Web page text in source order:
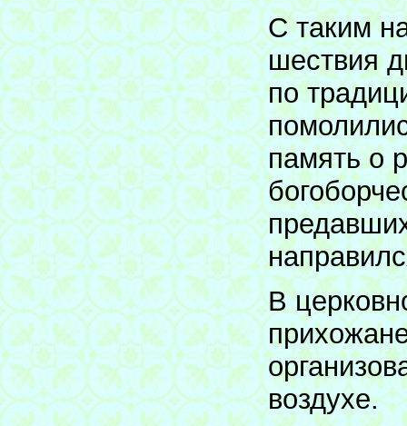
С таким
шествия
по
память о
В
воздухе.